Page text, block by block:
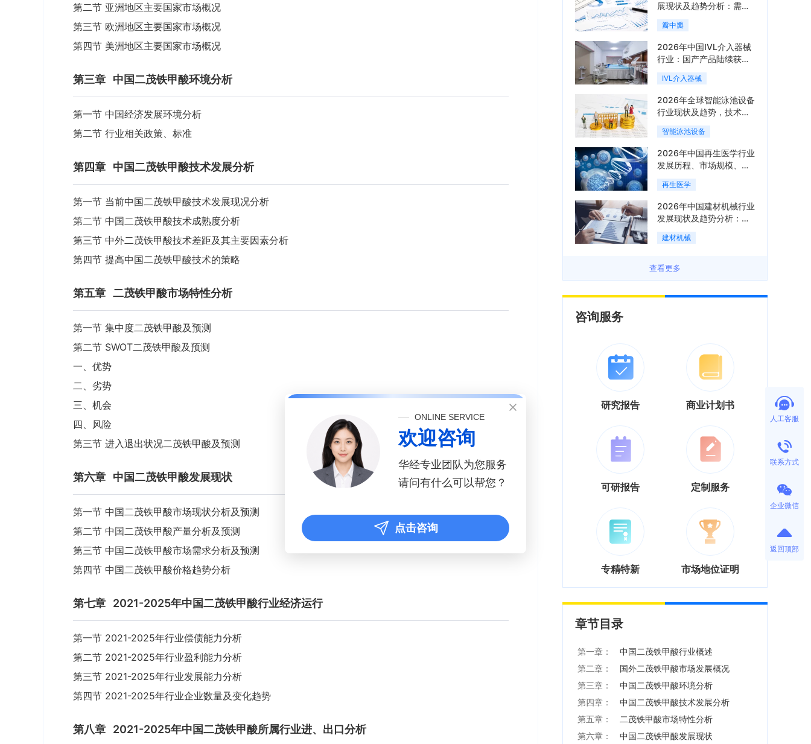
第二节 亚洲地区主要国家市场概况
第三节 欧洲地区主要国家市场概况
第四节 美洲地区主要国家市场概况
第三章 中国二茂铁甲酸环境分析
第一节 中国经济发展环境分析
第二节 行业相关政策、标准
第四章 中国二茂铁甲酸技术发展分析
第一节 当前中国二茂铁甲酸技术发展现况分析
第二节 中国二茂铁甲酸技术成熟度分析
第三节 中外二茂铁甲酸技术差距及其主要因素分析
第四节 提高中国二茂铁甲酸技术的策略
第五章 二茂铁甲酸市场特性分析
第一节 集中度二茂铁甲酸及预测
第二节 SWOT二茂铁甲酸及预测
一、优势
二、劣势
三、机会
四、风险
第三节 进入退出状况二茂铁甲酸及预测
第六章 中国二茂铁甲酸发展现状
第一节 中国二茂铁甲酸市场现状分析及预测
第二节 中国二茂铁甲酸产量分析及预测
第三节 中国二茂铁甲酸市场需求分析及预测
第四节 中国二茂铁甲酸价格趋势分析
第七章 2021-2025年中国二茂铁甲酸行业经济运行
第一节 2021-2025年行业偿债能力分析
第二节 2021-2025年行业盈利能力分析
第三节 2021-2025年行业发展能力分析
第四节 2021-2025年行业企业数量及变化趋势
第八章 2021-2025年中国二茂铁甲酸所属行业进、出口分析
展现状及趋势分析：需求
可持续释放，市场发展前
景良好「图」
瓣中瓣
2026年中国IVL介入器械
行业：国产产品陆续获
批，市场将进入持续高增
长阶段「图」
IVL介入器械
2026年全球智能泳池设备
行业现状及趋势，技术端
朝着系统集成、绿色节能
方向迭代「图」
智能泳池设备
2026年中国再生医学行业
发展历程、市场规模、相
关政策、产业链、竞争格
局及发展潜力分析「图」
再生医学
2026年中国建材机械行业
发展现状及趋势分析：企
业加速向“装备+系统+服
务”综合服务商转型「图」
建材机械
查看更多
咨询服务
研究报告 商业计划书
可研报告 定制服务
专精特新 市场地位证明
章节目录
第一章：
中国二茂铁甲酸行业概述
第二章：
国外二茂铁甲酸市场发展概况
第三章：
中国二茂铁甲酸环境分析
第四章：
中国二茂铁甲酸技术发展分析
第五章：
二茂铁甲酸市场特性分析
第六章：
中国二茂铁甲酸发展现状
人工客服
联系方式
企业微信
返回顶部
ONLINE SERVICE
欢迎咨询
华经专业团队为您服务
请问有什么可以帮您？
点击咨询